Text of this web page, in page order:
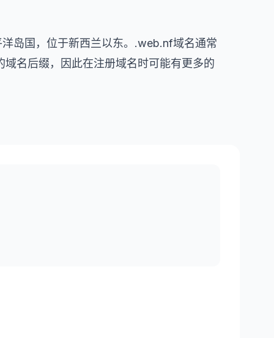
岛国，位于新西兰以东。.web.nf域名通常
名后缀，因此在注册域名时可能有更多的